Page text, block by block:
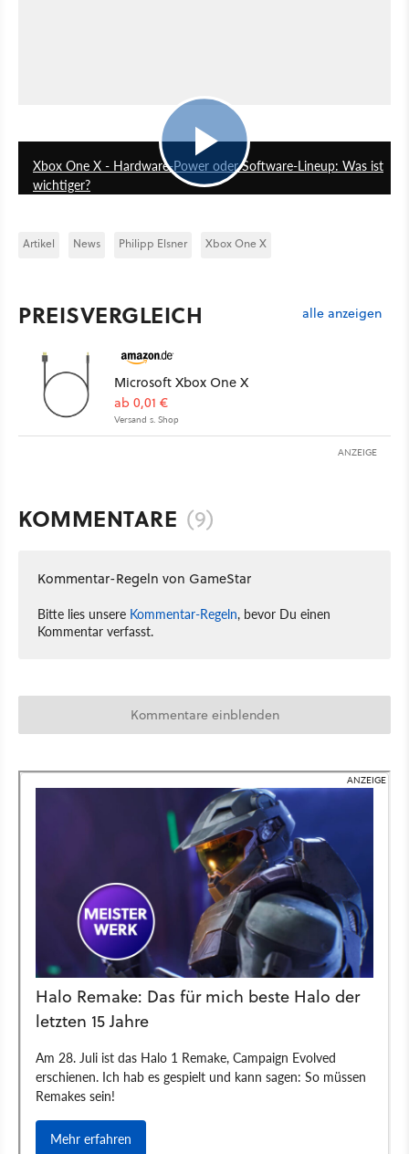
Xbox One X - Hardware-Power oder Software-Lineup: Was ist
wichtiger?
Artikel News Philipp Elsner Xbox One X
PREISVERGLEICH alle anzeigen
Microsoft Xbox One X
ab 0,01 €
Versand s. Shop
ANZEIGE
KOMMENTARE (9)
Kommentar-Regeln von GameStar
Bitte lies unsere Kommentar-Regeln, bevor Du einen
Kommentar verfasst.
Kommentare einblenden